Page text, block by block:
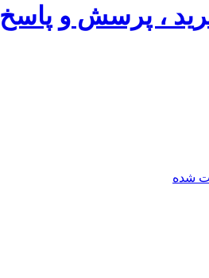
، پرسش و پاسخ
شده